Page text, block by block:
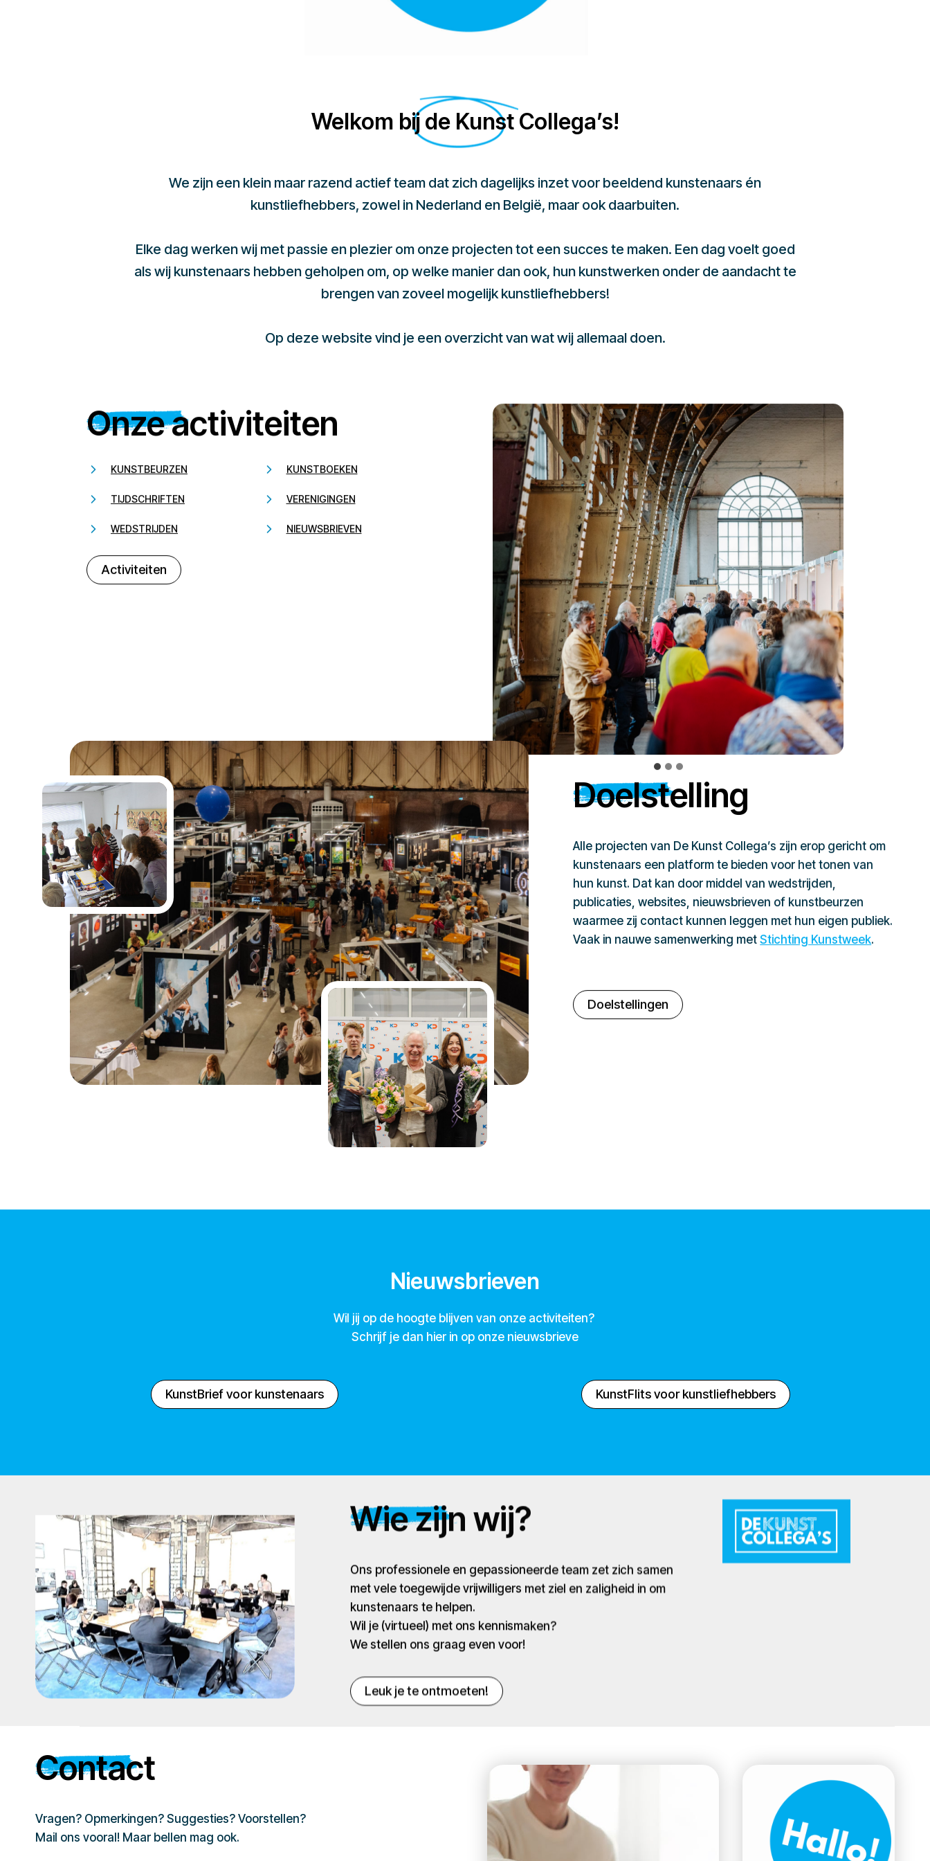
Welkom bij de Kunst Collega’s!
We zijn een klein maar razend actief team dat zich dagelijks inzet voor beeldend kunstenaars én
kunstliefhebbers, zowel in Nederland en België, maar ook daarbuiten.
Elke dag werken wij met passie en plezier om onze projecten tot een succes te maken. Een dag voelt goed
als wij kunstenaars hebben geholpen om, op welke manier dan ook, hun kunstwerken onder de aandacht te
brengen van zoveel mogelijk kunstliefhebbers!
Op deze website vind je een overzicht van wat wij allemaal doen.
Onze activiteiten
KUNSTBEURZEN KUNSTBOEKEN
TIJDSCHRIFTEN VERENIGINGEN
WEDSTRIJDEN NIEUWSBRIEVEN
Activiteiten
Doelstelling
Alle projecten van De Kunst Collega’s zijn erop gericht om
kunstenaars een platform te bieden voor het tonen van
hun kunst. Dat kan door middel van wedstrijden,
publicaties, websites, nieuwsbrieven of kunstbeurzen
waarmee zij contact kunnen leggen met hun eigen publiek.
Vaak in nauwe samenwerking metStichting Kunstweek.
Doelstellingen
Nieuwsbrieven
Wil jij op de hoogte blijven van onze activiteiten?
Schrijf je dan hier in op onze nieuwsbrieve
KunstBrief voor kunstenaars KunstFlits voor kunstliefhebbers
Wie zijn wij?
Ons professionele en gepassioneerde team zet zich samen
met vele toegewijde vrijwilligers met ziel en zaligheid in om
kunstenaars te helpen.
Wil je (virtueel) met ons kennismaken?
We stellen ons graag even voor!
Leuk je te ontmoeten!
Contact
Vragen? Opmerkingen? Suggesties? Voorstellen?
Mail ons vooral! Maar bellen mag ook.